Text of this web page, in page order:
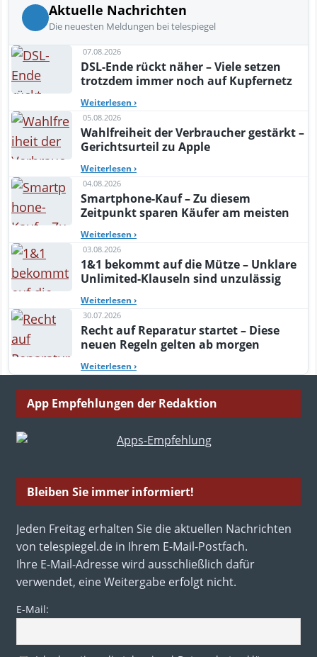
Aktuelle Nachrichten
Die neuesten Meldungen bei telespiegel
07.08.2026
DSL-Ende rückt näher – Viele setzen
trotzdem immer noch auf Kupfernetz
Weiterlesen ›
05.08.2026
Wahlfreiheit der Verbraucher gestärkt –
Gerichtsurteil zu Apple
Weiterlesen ›
04.08.2026
Smartphone-Kauf – Zu diesem
Zeitpunkt sparen Käufer am meisten
Weiterlesen ›
03.08.2026
1&1 bekommt auf die Mütze – Unklare
Unlimited-Klauseln sind unzulässig
Weiterlesen ›
30.07.2026
Recht auf Reparatur startet – Diese
neuen Regeln gelten ab morgen
Weiterlesen ›
App Empfehlungen der Redaktion
Bleiben Sie immer informiert!
Jeden Freitag erhalten Sie die aktuellen Nachrichten
von telespiegel.de in Ihrem E-Mail-Postfach.
Ihre E-Mail-Adresse wird ausschließlich dafür
verwendet, eine Weitergabe erfolgt nicht.
E-Mail: